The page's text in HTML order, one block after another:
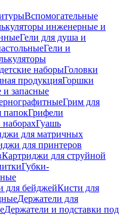
Вспомогательные
инженерные и
Гели для душа и
Гели и
наборыГоловки
продукцияГоршки
запасные
Грим для
папокГрифели
наборахГуашь
для матричных
для принтеров
Картриджи для струйной
Губки-
для бейджейКисти для
Держатели для
Держатели и подставки под